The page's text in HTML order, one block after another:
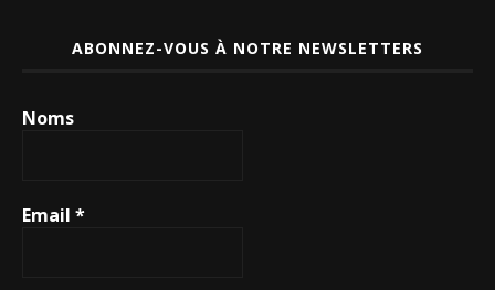
ABONNEZ-VOUS À NOTRE NEWSLETTERS
Noms
Email *